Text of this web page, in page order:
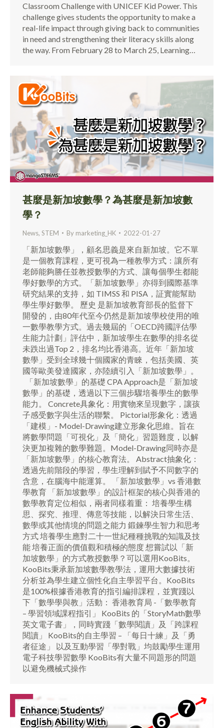
Classroom Challenge with UNICEF Kid Power. This
challenge gives students the opportunity to make a
real-life impact through giving back to communities
in need and strengthening their literacy skills along
the way. From February 28 to March 25, Learning…
甚麼是新加坡數學？為甚麼是新加坡數
學？
News, STEM By marketing_HK 2022-01-27
「新加坡數學」，顧名思義是來自新加坡。它不單
是一個教育課程，更可視為一種教學方式：讓所有
老師能夠勝任並教授數學的方式、讓每個學生都能
學好數學的方式。「新加坡數學」亦得到國際基準
研究結果的支持，如 TIMSS 和 PISA，証實能幫助
學生學好數學。 歷史 是新加坡教育部長的監督下
開發的，由80年代至今仍然是新加坡學校使用的唯
一數學教學方式。過去幾屆的「OECD跨國評估學
生能力計劃」評估中，新加坡學生在數學的排名從
未跌出過Top 2，排名均比香港高。近年「新加坡
數學」受到全球幾十個國家的青睞，包括美國、英
國等歐美發達國家，亦陸續引入「新加坡數學」。
「新加坡數學」的基礎 CPA Approach是「新加坡
數學」的基礎，透過以下三個步驟培養學生的數學
能力。 Concrete具象化：用實物來呈現數字，讓孩
子感受數字與生活的聯繫。 Pictorial形象化：透過
「建模」- Model-Drawing建立形象化思維。旨在
將數學問題「可視化」及「簡化」習題難度，以解
決更加複雜的數學難題。Model-Drawing同時亦是
「新加坡數學」的核心教育法。 Abstract抽象化：
透過先前階段的學習，學生理解到賦予不同數字的
含意，在腦海中能運算。 「新加坡數學」vs 香港數
學教育 「新加坡數學」的設計框架的核心與香港的
數學教育定位相似，兩者同樣着重： 培養學生構
思、探究、推理、傳意等技能，以解決日常生活、
數學或其他情境的問題之能力 鍛鍊學生智力和思考
方式 培養學生應對二十一世紀種種挑戰的知識及技
能 培養正面的價值觀和積極的態度 想嘗試以「新
加坡數學」的方式教授數學？可以選用KooBits。
KooBits秉承新加坡數學教學法，運用大數據技術
分析並為學生建立個性化自主學習平台。KooBits
是100%根據香港教育的指引編排課程，並實踐以
下「數學學與教」活動： 香港教育局 -「數學教育
– 學習領域課程指引」 KooBits 的「StoryMath數學
英文電子書」，同時實踐「數學閱讀」及「跨課程
閱讀」 KooBits的自主學習 – 「每日十練」及「勇
者征途」 以及互動學習「學對戰」均鼓勵學生運用
電子科技學習數學 KooBits有大量不同題形的問題
以避免機械式操作